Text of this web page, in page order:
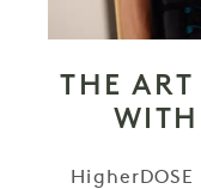
THE ART